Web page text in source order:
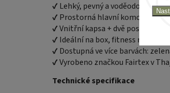
✔ Lehký, pevný a voděodolný
✔ Prostorná hlavní komora na zip
✔ Vnitřní kapsa + dvě postranní
✔ Ideální na box, fitness nebo
✔ Dostupná ve více barvách:
✔ Vyrobeno značkou Fairtex v
Technické specifikace